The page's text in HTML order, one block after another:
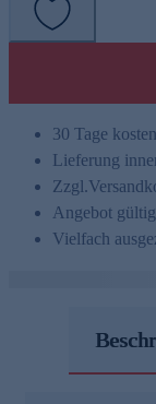
30 Tage
Lieferung
Zzgl.
Angebot
Vielfach